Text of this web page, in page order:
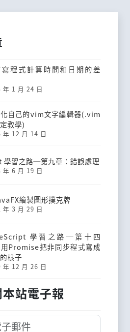
程式計算時間和日期的差
年 1 月 24 日
自己的vim文字編輯器(.vim
教學)
年 12 月 14 日
學習之路─第九章：錯誤處理
年 6 月 19 日
繪製圖形撲克牌
年 3 月 29 日
學習之路─第十四
Promise把非同步程式寫成
樣子
年 12 月 26 日
站電子報